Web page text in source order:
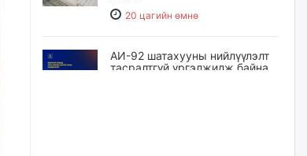
20 цагийн өмнө
АИ-92 шатахууны нийлүүлэлт
тасралтгүй үргэлжилж байна